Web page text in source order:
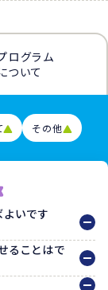
ログラム
ついて
その他
いです
ることはで